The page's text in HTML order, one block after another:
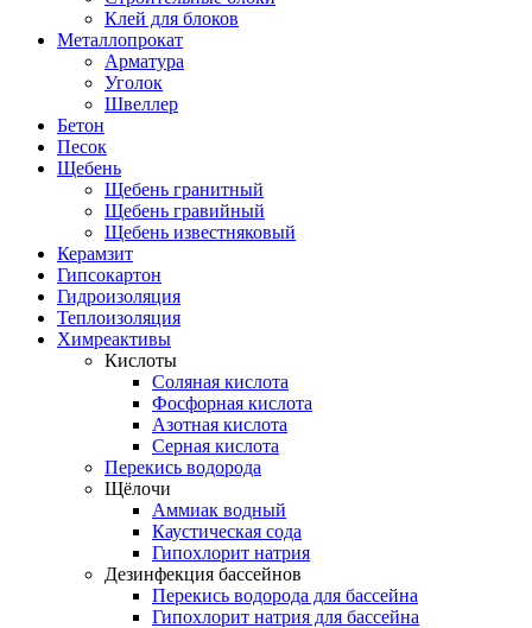
Клей для блоков
Металлопрокат
Арматура
Уголок
Швеллер
Бетон
Песок
Щебень
Щебень гранитный
Щебень гравийный
Щебень известняковый
Керамзит
Гипсокартон
Гидроизоляция
Теплоизоляция
Химреактивы
Кислоты
Соляная кислота
Фосфорная кислота
Азотная кислота
Серная кислота
Перекись водорода
Щёлочи
Аммиак водный
Каустическая сода
Гипохлорит натрия
Дезинфекция бассейнов
Перекись водорода для бассейна
Гипохлорит натрия для бассейна